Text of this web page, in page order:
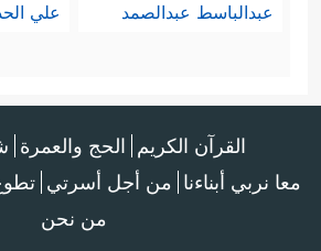
عبدالباسط عبدالصمد علي
القرآن الكريم الحج والعمرة
معا نربي أبناءنا من أجل أسرتي
من نحن